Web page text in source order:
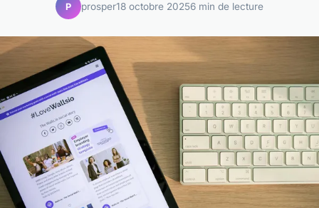
P prosper18 octobre 20256 min de lecture